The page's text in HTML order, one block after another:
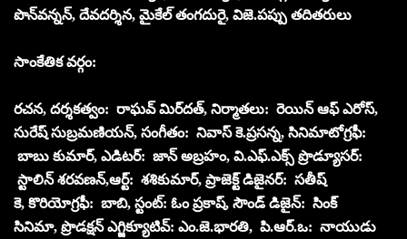
పొన్‌వ‌న్న‌న్‌, దేవ‌ద‌ర్శిన‌, మైకేల్ తంగ‌దురై, విజె.ప‌ప్పు త‌దిత‌రులు
సాంకేతిక వ‌ర్గం:
ర‌చ‌న‌, ద‌ర్శ‌క‌త్వం: రాఘ‌వ్ మిర్‌ద‌త్‌, నిర్మాత‌లు: రెయిన్ ఆఫ్ ఎరోస్‌,
సురేష్ సుబ్ర‌మ‌ణియ‌న్‌, సంగీతం: నివాస్ కె.ప్ర‌స‌న్న‌, సినిమాటోగ్ర‌ఫీ:
బాబు కుమార్‌, ఎడిట‌ర్: జాన్ అబ్ర‌హం, వి.ఎఫ్‌.ఎక్స్ ప్రొడ్యూస‌ర్‌:
స్టాలిన్ శ‌ర‌వ‌ణ‌న్‌,ఆర్ట్‌: శ‌శికుమార్, ప్రాజెక్ట్ డిజైన‌ర్‌: స‌తీష్
కె, కొరియోగ్ర‌ఫీ: బాబి, స్టంట్‌: ఓం ప్ర‌కాష్‌, సౌండ్ డిజైన్‌: సింక్
సినిమా, ప్రొడ‌క్ష‌న్ ఎగ్జిక్యూటివ్‌: ఎం.జె.భార‌తి, పి.ఆర్‌.ఒ: నాయుడు